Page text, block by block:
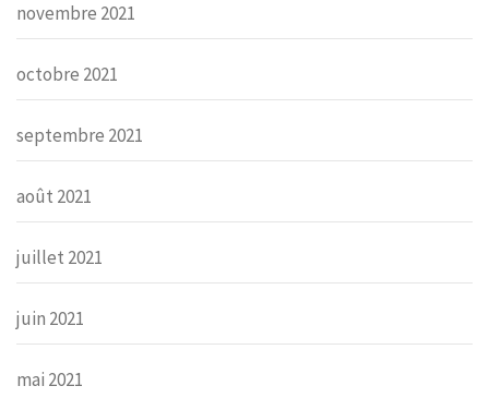
novembre 2021
octobre 2021
septembre 2021
août 2021
juillet 2021
juin 2021
mai 2021